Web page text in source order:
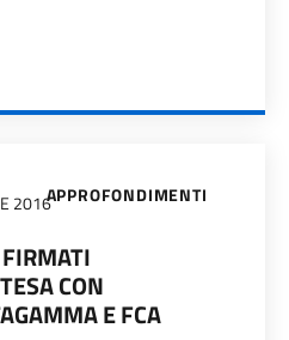
APPROFONDIMENTI
2016
CON
E FCA